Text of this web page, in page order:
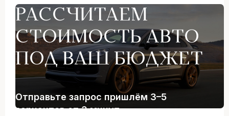
РАССЧИТАЕМ
СТОИМОСТЬ АВТО
ПОД ВАШ БЮДЖЕТ
Отправьте запрос пришлём 3–5
вариантов от 3 минут